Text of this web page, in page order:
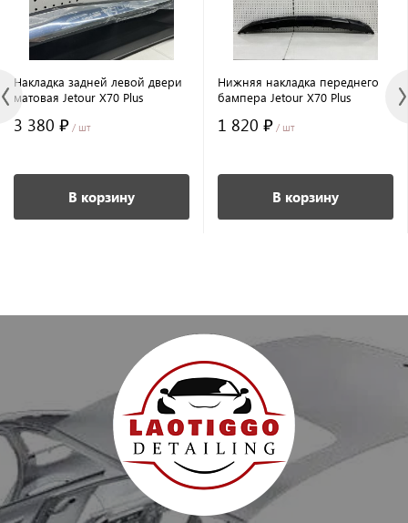
Накладка задней левой двери
матовая Jetour X70 Plus
3 380 ₽ / шт
В корзину
Нижняя накладка переднего
бампера Jetour X70 Plus
1 820 ₽ / шт
В корзину